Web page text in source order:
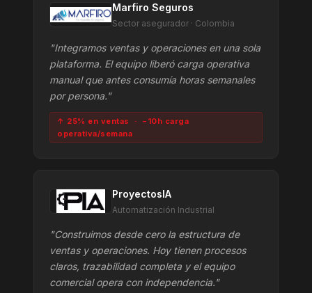
Marfiro Seguros
Sector asegurador · Colombia
"Integramos ventas y operaciones en una sola
plataforma. El equipo liberó carga operativa
manual que antes consumía horas semanales
por persona."
↑ 25% en ventas · −10h carga
operativa/semana
ProyectosIA
Automatización Industrial
"Construimos desde cero la estructura de
ventas y operaciones. Hoy tienen procesos
claros, trazabilidad completa y el equipo
comercial opera con independencia."